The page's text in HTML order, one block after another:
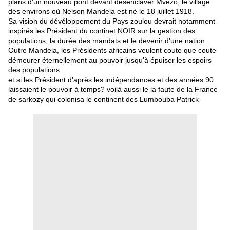
des environs où Nelson Mandela est né le 18 juillet 1918.
Sa vision du dévéloppement du Pays zoulou devrait notamment
inspirés les Président du continet NOIR sur la gestion des
populations, la durée des mandats et le devenir d'une nation.
Outre Mandela, les Présidents africains veulent coute que coute
démeurer éternellement au pouvoir jusqu'à épuiser les espoirs
des populations...
et si les Président d'après les indépendances et des années 90
laissaient le pouvoir à temps? voilà aussi le la faute de la France
de sarkozy qui colonisa le continent des Lumbouba Patrick